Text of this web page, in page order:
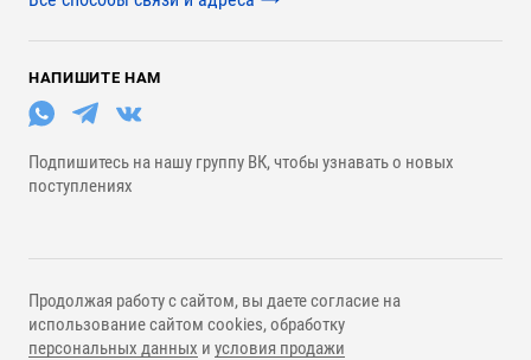
НАПИШИТЕ НАМ
Подпишитесь на нашу группу ВК, чтобы узнавать о новых
поступлениях
Продолжая работу с сайтом, вы даете согласие на
использование сайтом cookies, обработку
персональных данных и условия продажи